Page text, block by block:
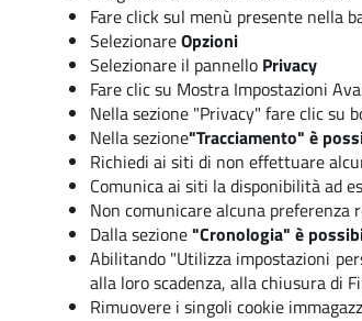
Fare click sul menù presente nella
SelezionareOpzioni
Selezionare il pannello Privacy
Fare clic su Mostra Impostazioni
Nella sezione "Privacy" fare clic su
Nella sezione"Tracciamento" è
Richiedi ai siti di non effettuare
Comunica ai siti la disponibilità ad
Non comunicare alcuna
Dalla sezione"Cronologia" è
Abilitando "Utilizza impostazioni
alla loro scadenza, alla chiusura di
Rimuovere i singoli cookie